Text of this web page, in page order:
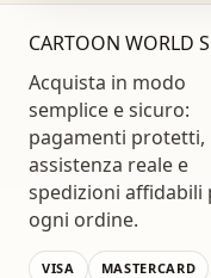
CARTOON WORLD
Acquista in modo
semplice e sicuro:
pagamenti protetti,
assistenza reale e
spedizioni affidabili
ogni ordine.
VISA
MASTERCARD